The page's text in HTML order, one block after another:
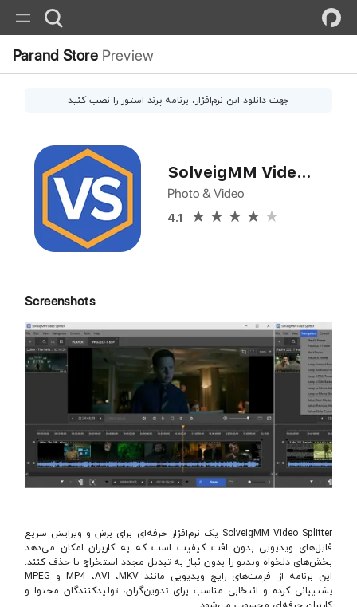
Parand Store Preview
جهت دانلود این نرم‌افزار، برنامه پرند استور را نصب کنید
SolveigMM Video Splitter
Photo & Video
4.1
Screenshots
SolveigMM Video Splitter یک نرم‌افزار حرفه‌ای برای برش و ویرایش سریع
فایل‌های ویدیویی بدون افت کیفیت است که به کاربران امکان می‌دهد
بخش‌های دلخواه ویدیو را بدون نیاز به تبدیل مجدد استخراج یا حذف کنند.
این برنامه از فرمت‌های رایج ویدیویی مانند MP4 ،AVI ،MKV و MPEG
پشتیبانی کرده و انتخابی مناسب برای تدوین‌گران، تولیدکنندگان محتوا و